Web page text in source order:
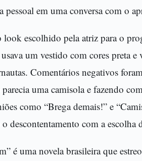
pessoal em uma conversa com o
escolhido pela atriz para o
um vestido com cores preta
Comentários negativos
uma camisola e fazendo
como “Brega demais!” e
descontentamento com a escolha
é uma novela brasileira que